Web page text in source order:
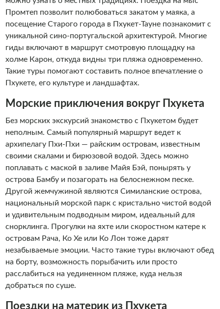
Промтеп позволит полюбоваться закатом у маяка, а
посещение Старого города в Пхукет-Тауне познакомит с
уникальной сино-португальской архитектурой. Многие
гиды включают в маршрут смотровую площадку на
холме Карон, откуда видны три пляжа одновременно.
Такие туры помогают составить полное впечатление о
Пхукете, его культуре и ландшафтах.
Морские приключения вокруг Пхукета
Без морских экскурсий знакомство с Пхукетом будет
неполным. Самый популярный маршрут ведет к
архипелагу Пхи-Пхи — райским островам, известным
своими скалами и бирюзовой водой. Здесь можно
поплавать с маской в заливе Майя Бэй, понырять у
острова Бамбу и позагорать на белоснежном песке.
Другой жемчужиной являются Симиланские острова,
национальный морской парк с кристально чистой водой
и удивительным подводным миром, идеальный для
снорклинга. Прогулки на яхте или скоростном катере к
островам Рача, Ко Хе или Ко Лон тоже дарят
незабываемые эмоции. Часто такие туры включают обед
на борту, возможность порыбачить или просто
расслабиться на уединенном пляже, куда нельзя
добраться по суше.
Поездки на материк из Пхукета